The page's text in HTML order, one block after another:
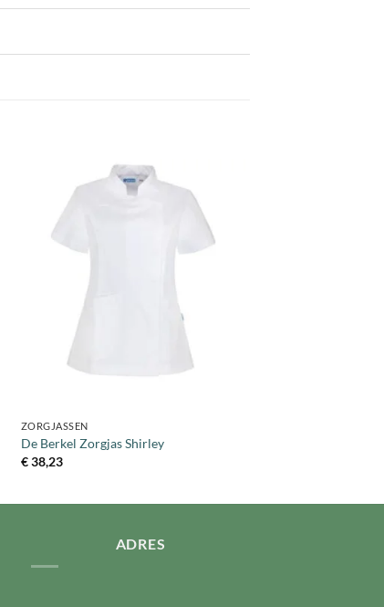
ZORGJASSEN
De Berkel Zorgjas Shirley
€38,23
ADRES